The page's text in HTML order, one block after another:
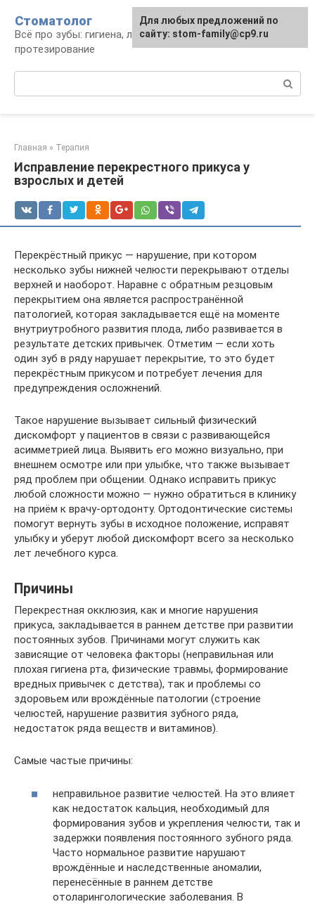
контенту
Стоматолог
Всё про зубы: гигиена, лечение,
протезирование
Главная » Терапия
Исправление перекрестного прикуса у
взрослых и детей
Перекрёстный прикус — нарушение, при котором
несколько зубы нижней челюсти перекрывают отделы
верхней и наоборот. Наравне с обратным резцовым
перекрытием она является распространённой
патологией, которая закладывается ещё на моменте
внутриутробного развития плода, либо развивается в
результате детских привычек. Отметим — если хоть
один зуб в ряду нарушает перекрытие, то это будет
перекрёстным прикусом и потребует лечения для
предупреждения осложнений.
Такое нарушение вызывает сильный физический
дискомфорт у пациентов в связи с развивающейся
асимметрией лица. Выявить его можно визуально, при
внешнем осмотре или при улыбке, что также вызывает
ряд проблем при общении. Однако исправить прикус
любой сложности можно — нужно обратиться в клинику
на приём к врачу-ортодонту. Ортодонтические системы
помогут вернуть зубы в исходное положение, исправят
улыбку и уберут любой дискомфорт всего за несколько
лет лечебного курса.
Причины
Перекрестная окклюзия, как и многие нарушения
прикуса, закладывается в раннем детстве при развитии
постоянных зубов. Причинами могут служить как
зависящие от человека факторы (неправильная или
плохая гигиена рта, физические травмы, формирование
вредных привычек с детства), так и проблемы со
здоровьем или врождённые патологии (строение
челюстей, нарушение развития зубного ряда,
недостаток ряда веществ и витаминов).
Самые частые причины:
неправильное развитие челюстей. На это влияет
как недостаток кальция, необходимый для
формирования зубов и укрепления челюсти, так и
задержки появления постоянного зубного ряда.
Часто нормальное развитие нарушают
врождённые и наследственные аномалии,
перенесённые в раннем детстве
отоларингологические заболевания. В
Для любых предложений по
сайту: stom-family@cp9.ru